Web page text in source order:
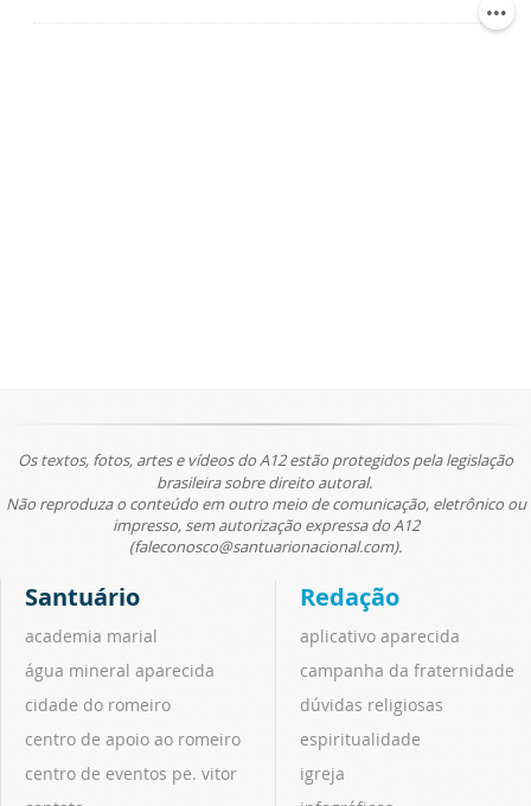
Os textos, fotos, artes e vídeos do A12 estão protegidos pela legislação
brasileira sobre direito autoral.
Não reproduza o conteúdo em outro meio de comunicação, eletrônico ou
impresso, sem autorização expressa do A12
(faleconosco@santuarionacional.com).
Santuário
academia marial
água mineral aparecida
cidade do romeiro
centro de apoio ao romeiro
centro de eventos pe. vitor
Redação
aplicativo aparecida
campanha da fraternidade
dúvidas religiosas
espiritualidade
igreja